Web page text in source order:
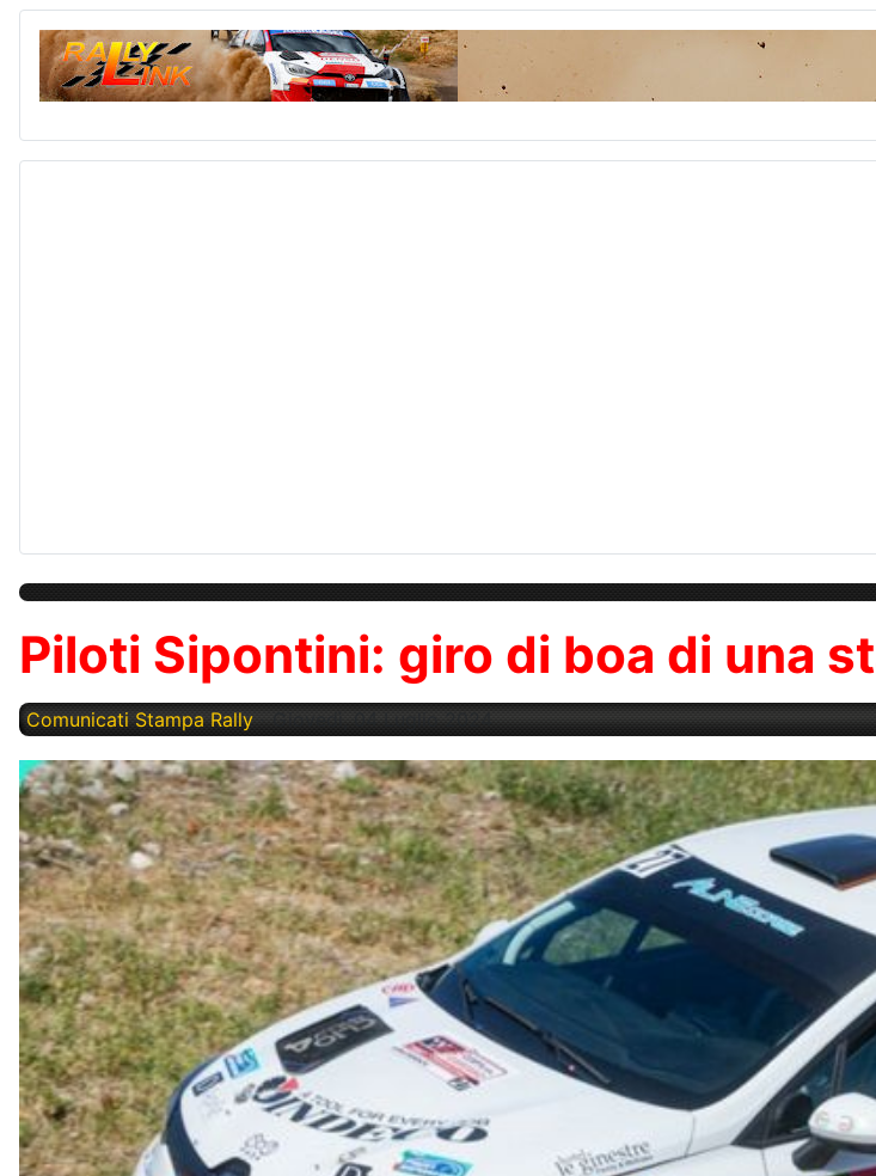
Piloti Sipontini: giro di boa di una
Comunicati Stampa Rally Giovedì, 04 Luglio 2024